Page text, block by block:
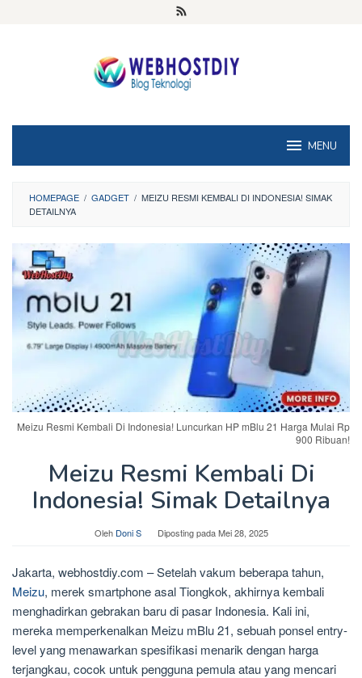
MENU
HOMEPAGE / GADGET / MEIZU RESMI KEMBALI DI INDONESIA! SIMAK
DETAILNYA
Meizu Resmi Kembali Di Indonesia! Luncurkan HP mBlu 21 Harga Mulai Rp
900 Ribuan!
Meizu Resmi Kembali Di
Indonesia! Simak Detailnya
Oleh Doni S Diposting padaMei 28, 2025
Jakarta, webhostdiy.com – Setelah vakum beberapa tahun,
Meizu, merek smartphone asal Tiongkok, akhirnya kembali
menghadirkan gebrakan baru di pasar Indonesia. Kali ini,
mereka memperkenalkan Meizu mBlu 21, sebuah ponsel entry-
level yang menawarkan spesifikasi menarik dengan harga
terjangkau, cocok untuk pengguna pemula atau yang mencari